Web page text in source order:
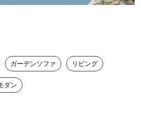
リラックス感を日常に
のお庭が極上の憩いの場に。
ガーデンソファ リビング
ダン